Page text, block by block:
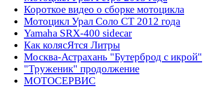
Короткое видео о сборке мотоцикла
Мотоцикл Урал Соло СТ 2012 года
Yamaha SRX-400 sidecar
Как колясЯтся Литры
Москва-Астрахань "Бутерброд с икрой"
"Труженик" продолжение
МОТОСЕРВИС